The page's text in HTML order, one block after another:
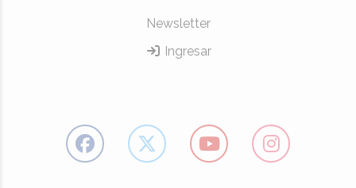
Newsletter
Ingresar